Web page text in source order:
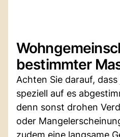
bestimmter
Achten Sie darauf,
speziell auf es
denn sonst drohen
oder
zudem eine langsame